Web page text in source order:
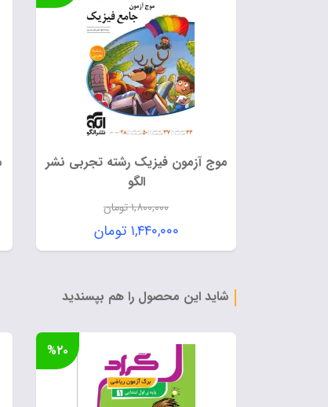
موج آزمون فیزیک رشته تجربی نشر
الگو
۱,۸۰۰,۰۰۰تومان
قیمت
اصلی:
بود.
۱,۴۴۰,۰۰۰ تومان
قیمت
۱,۴۴۰,۰۰۰ تومان.
شاید این محصول را هم بپسندید
%۲۰